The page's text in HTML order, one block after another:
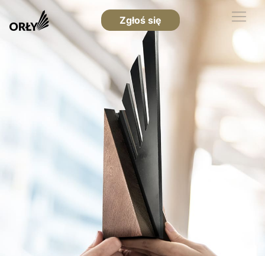
Zgłoś się